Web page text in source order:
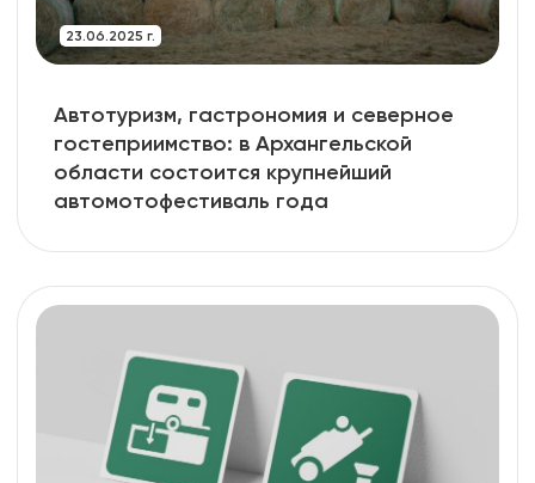
23.06.2025 г.
Автотуризм, гастрономия и северное
гостеприимство: в Архангельской
области состоится крупнейший
автомотофестиваль года